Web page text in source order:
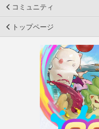
コミュニティ
トップページ